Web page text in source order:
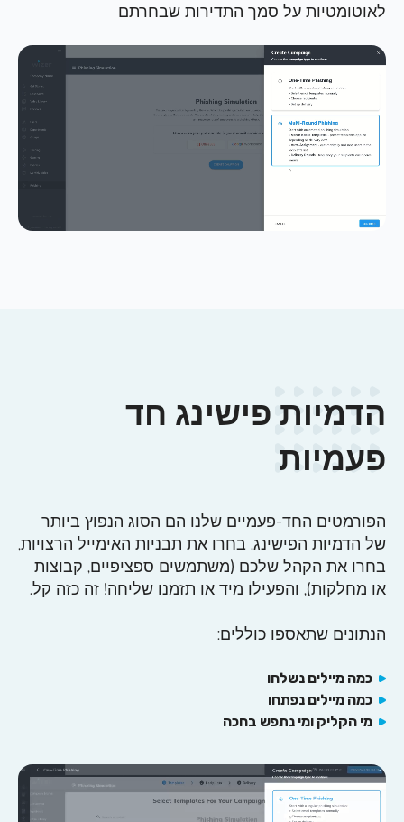
לאוטומטיות על סמך התדירות שבחרתם
הדמיות פישינג חד
פעמיות
הפורמטים החד-פעמיים שלנו הם הסוג הנפוץ ביותר
של הדמיות הפישינג. בחרו את תבניות האימייל הרצויות,
בחרו את הקהל שלכם (משתמשים ספציפיים, קבוצות
או מחלקות), והפעילו מיד או תזמנו שליחה! זה כזה קל.
הנתונים שתאספו כוללים:
כמה מיילים נשלחו
כמה מיילים נפתחו
מי הקליק ומי נתפש בחכה